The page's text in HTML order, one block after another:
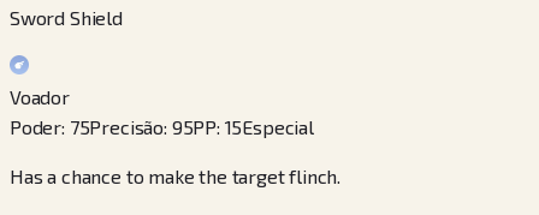
Sword Shield
Voador
Poder: 75Precisão: 95PP: 15Especial
Has a chance to make the target flinch.